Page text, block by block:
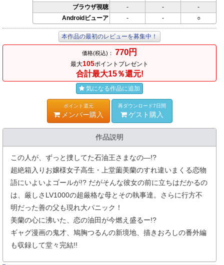
ブラウザ視聴
- -
-
Androidビューア
- - ○
本作品の最初のレビューを募集中！
価格(税込)： 770円
最大105ポイントプレゼント
合計最大15％還元!
気になる作品に追加
ポイント還元
メンバー購入
再ダウンロード7日間
ゲスト購入
作品説明
この人が、ずっと捜してた石油王さまなの―!?
超絶箱入りお嬢様女子高生・上堂薗美蘭のすれ違いまくる恋物
語にいよいよゴールが!? だがそんな彼女の前に立ちはだかるの
は、厳しさLV1000の超厳格な母とその執事達。さらに行方不
明だった善の父も現れ大パニック！
美蘭の心に沸いた、恋の油田が今燃え盛るー!?
ギャグ漫画の鬼才、鳩胸つるんの新境地、描きおろしの番外編
も収録して堂々完結!!